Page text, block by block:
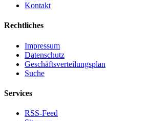
Kontakt
Rechtliches
Impressum
Datenschutz
Geschäftsverteilungsplan
Suche
Services
RSS-Feed